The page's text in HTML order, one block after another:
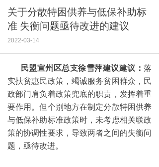
关于分散特困供养与低保补助标
准 失衡问题亟待改进的建议
2022-03-14
民盟宣州区总支徐雪萍建议建议： 落
实扶贫惠民政策，竭诚服务贫困群众，民
政部门肩负着政策兜底的职责，发挥着重
要作用。但个别地方在制定分散特困供养
与低保补助标准政策时，未考虑相关联政
策的协调性要求，导致两者之间的失衡问
题，亟待改进。